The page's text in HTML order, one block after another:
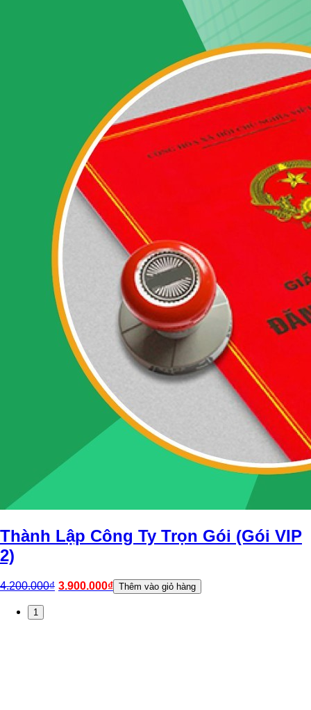
Thành Lập Công Ty Trọn Gói (Gói VIP
2)
4.200.000₫ 3.900.000₫ Thêm vào giỏ hàng
1